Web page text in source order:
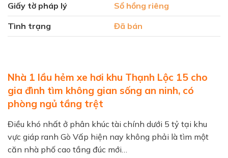
Giấy tờ pháp lý
Sổ hồng riêng
Tình trạng
Đã bán
Nhà 1 lầu hẻm xe hơi khu Thạnh Lộc 15 cho
gia đình tìm không gian sống an ninh, có
phòng ngủ tầng trệt
Điều khó nhất ở phân khúc tài chính dưới 5 tỷ tại khu
vực giáp ranh Gò Vấp hiện nay không phải là tìm một
căn nhà phố cao tầng đúc mới…